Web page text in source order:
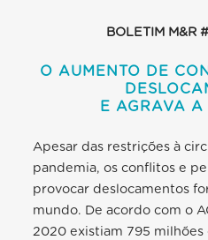
BOLETIM M&R
O AUMENTO DE
E AGRAVA
Apesar das restrições à
pandemia, os conflitos e
provocar deslocamentos
mundo. De acordo com o
2020 existiam 795 milhões